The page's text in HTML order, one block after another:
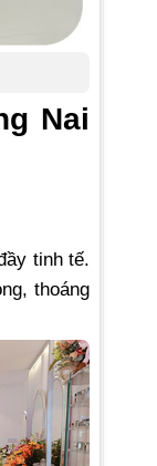
Nai
tinh tế.
thoáng